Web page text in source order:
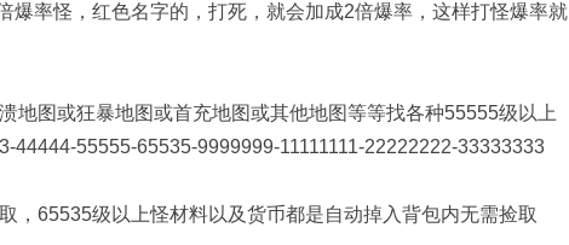
率怪，红色名字的，打死，就会加成2倍爆率，这样打怪爆率就
图或狂暴地图或首充地图或其他地图等等找各种55555级以上
55555-65535-9999999-11111111-22222222-33333333
65535级以上怪材料以及货币都是自动掉入背包内无需捡取